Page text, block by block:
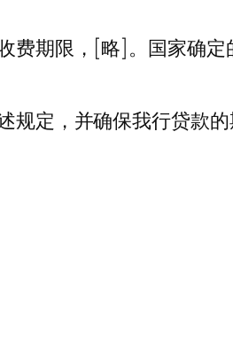
费期限，[略]。国家确
规定，并确保我行贷款